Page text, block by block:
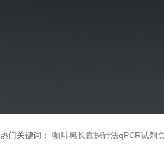
热门关键词： 咖啡黑长蠹探针法qPCR试剂